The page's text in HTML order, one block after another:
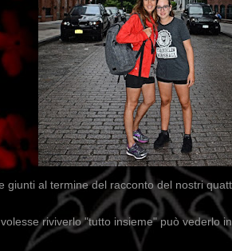
giunti al termine del racconto del nostri
volesse riviverlo "tutto insieme" può vederlo